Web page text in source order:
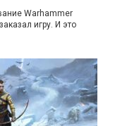
Warhammer
игру. И это